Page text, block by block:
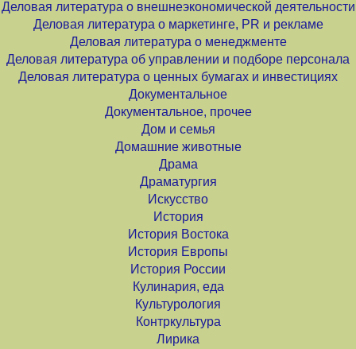
Деловая литература о внешнеэкономической деятельности
Деловая литература о маркетинге, PR и рекламе
Деловая литература о менеджменте
Деловая литература об управлении и подборе персонала
Деловая литература о ценных бумагах и инвестициях
Документальное
Документальное, прочее
Дом и семья
Домашние животные
Драма
Драматургия
Искусство
История
История Востока
История Европы
История России
Кулинария, еда
Культурология
Контркультура
Лирика